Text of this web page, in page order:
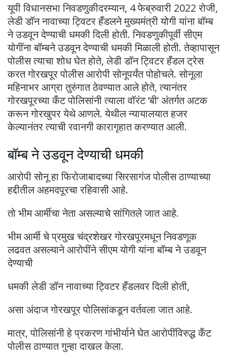
यूपी विधानसभा निवडणुकीदरम्यान, 4 फेब्रुवारी 2022 रोजी,
लेडी डॉन नावाच्या ट्विटर हँडलने मुख्यमंत्री योगी यांना बॉम्ब
ने उडवून देण्याची धमकी दिली होती. निवडणुकीपूर्वी सीएम
योगींना बॉम्बने उडवून देण्याची धमकी मिळाली होती. तेव्हापासून
पोलीस त्याचा शोध घेत होते, लेडी डॉन ट्विटर हँडल ट्रेस
करत गोरखपूर पोलीस आरोपी सोनूपर्यंत पोहोचले. सोनूला
महिनाभर आग्रा तुरुंगात ठेवण्यात आले होते, त्यानंतर
गोरखपूरच्या कँट पोलिसांनी त्याला वॉरंट ‘बी’ अंतर्गत अटक
करून गोरखुपर येथे आणले. येथील न्यायालयात हजर
केल्यानंतर त्याची रवानगी कारागृहात करण्यात आली.
बॉम्ब ने उडवून देण्याची धमकी
आरोपी सोनू हा फिरोजाबादच्या सिरसागंज पोलीस ठाण्याच्या
हद्दीतील अहमदपूरचा रहिवासी आहे.
तो भीम आर्मीचा नेता असल्याचे सांगितले जात आहे.
भीम आर्मी चे प्रमुख चंद्रशेखर गोरखपूरमधून निवडणूक
लढवत असल्याने आरोपींने सीएम योगी यांना बॉम्ब ने उडवून
देण्याची
धमकी लेडी डॉन नावाच्या ट्विटर हँडलवर दिली होती,
असा अंदाज गोरखपूर पोलिसांकडून वर्तवला जात आहे.
मात्र, पोलिसांनी हे प्रकरण गांभीर्याने घेत आरोपींविरुद्ध कँट
पोलीस ठाण्यात गुन्हा दाखल केला.